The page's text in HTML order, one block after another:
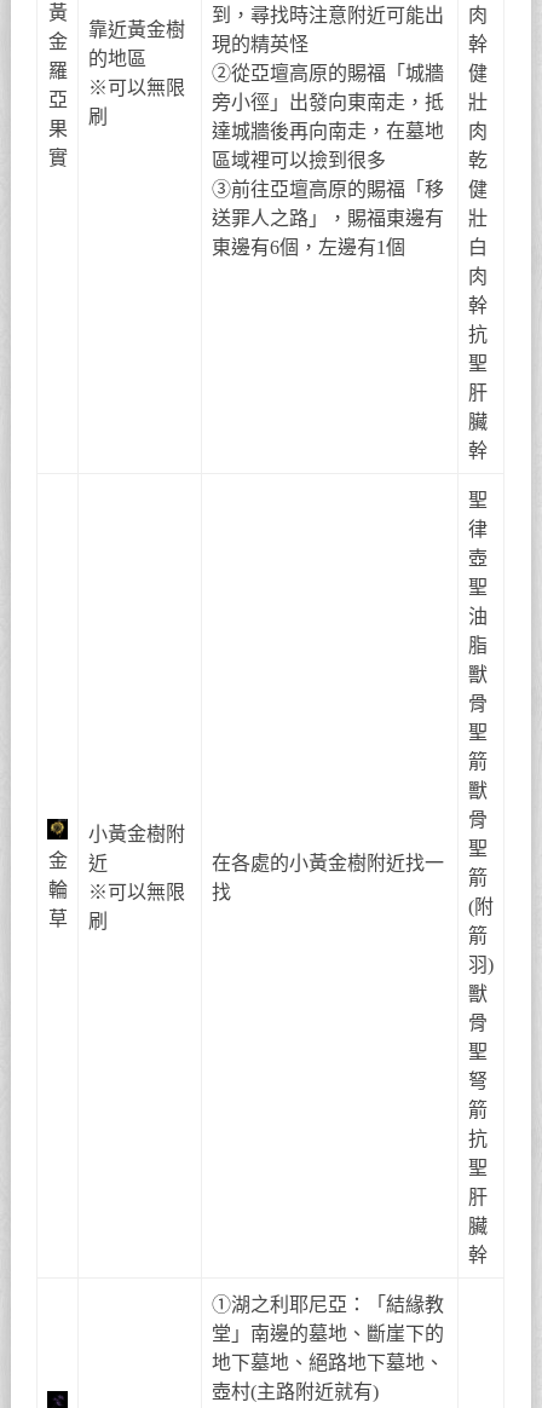
黃
金
羅
亞
果
實
靠近黃金樹
的地區
※可以無限
刷
到，尋找時注意附近可能出
現的精英怪
②從亞壇高原的賜福「城牆
旁小徑」出發向東南走，抵
達城牆後再向南走，在墓地
區域裡可以撿到很多
③前往亞壇高原的賜福「移
送罪人之路」，賜福東邊有
東邊有6個，左邊有1個
肉
幹
健
壯
肉
乾
健
壯
白
肉
幹
抗
聖
肝
臟
幹
金
輪
草
小黃金樹附
近
※可以無限
刷
在各處的小黃金樹附近找一
找
聖
律
壺
聖
油
脂
獸
骨
聖
箭
獸
骨
聖
箭
(附
箭
羽)
獸
骨
聖
弩
箭
抗
聖
肝
臟
幹
①湖之利耶尼亞：「結緣教
堂」南邊的墓地、斷崖下的
地下墓地、絕路地下墓地、
壺村(主路附近就有)